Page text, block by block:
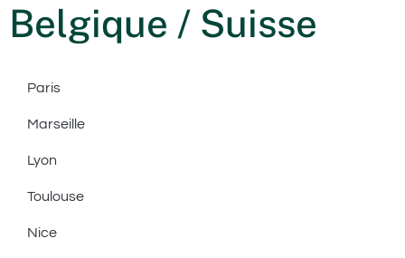
Belgique / Suisse
Paris
Marseille
Lyon
Toulouse
Nice